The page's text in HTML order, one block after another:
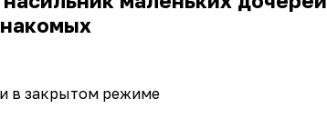
в закрытом режиме